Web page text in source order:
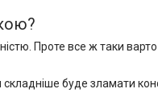
Проте все ж таки варто
буде зламати